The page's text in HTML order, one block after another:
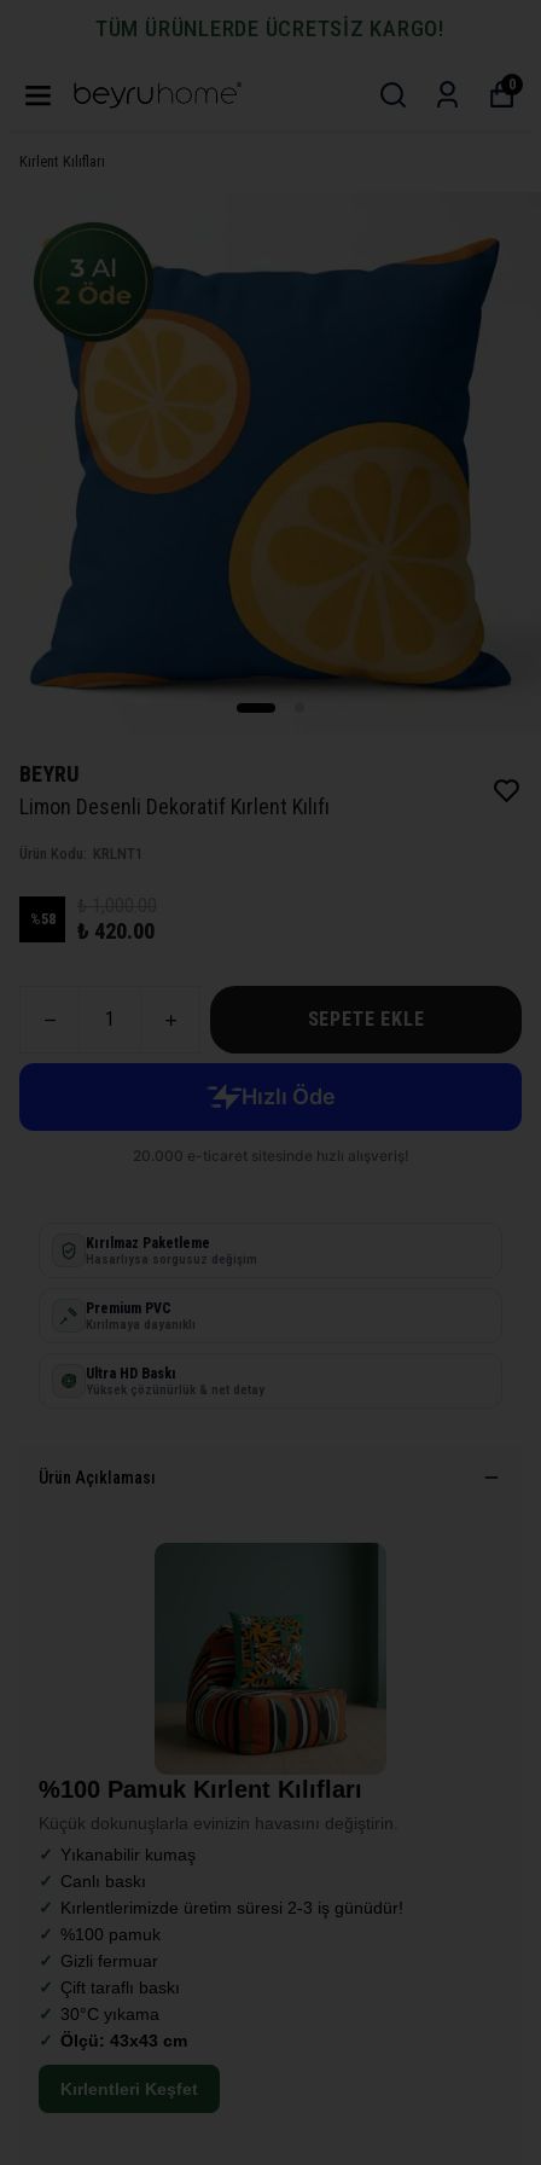
TÜM ÜRÜNLERDE ÜCRETSİZ KARGO!
0
Kırlent Kılıfları
BEYRU
Limon Desenli Dekoratif Kırlent Kılıfı
Ürün Kodu: KRLNT1
%58 ₺ 420.00
SEPETE EKLE
Kırılmaz Paketleme
Hasarlıysa sorgusuz değişim
Premium PVC
Kırılmaya dayanıklı
Ultra HD Baskı
Yüksek çözünürlük & net detay
Ürün Açıklaması
%100 Pamuk Kırlent Kılıfları
Küçük dokunuşlarla evinizin havasını değiştirin.
Yıkanabilir kumaş
Canlı baskı
Kırlentlerimizde üretim süresi 2-3 iş günüdür!
%100 pamuk
Gizli fermuar
Çift taraflı baskı
30°C yıkama
Ölçü: 43x43 cm
Kırlentleri Keşfet